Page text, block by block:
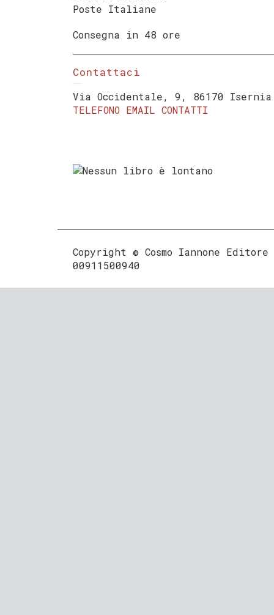
Poste Italiane
Consegna in 48 ore
Contattaci
Via Occidentale, 9, 86170
TELEFONO EMAIL CONTATTI
Copyright © Cosmo Iannone
00911500940